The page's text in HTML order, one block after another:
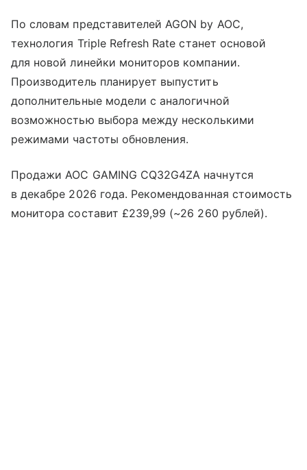
По словам представителей AGON by AOC,
технология Triple Refresh Rate станет основой
для новой линейки мониторов компании.
Производитель планирует выпустить
дополнительные модели с аналогичной
возможностью выбора между несколькими
режимами частоты обновления.
Продажи AOC GAMING CQ32G4ZA начнутся
в декабре 2026 года. Рекомендованная стоимость
монитора составит £239,99 (~26 260 рублей).